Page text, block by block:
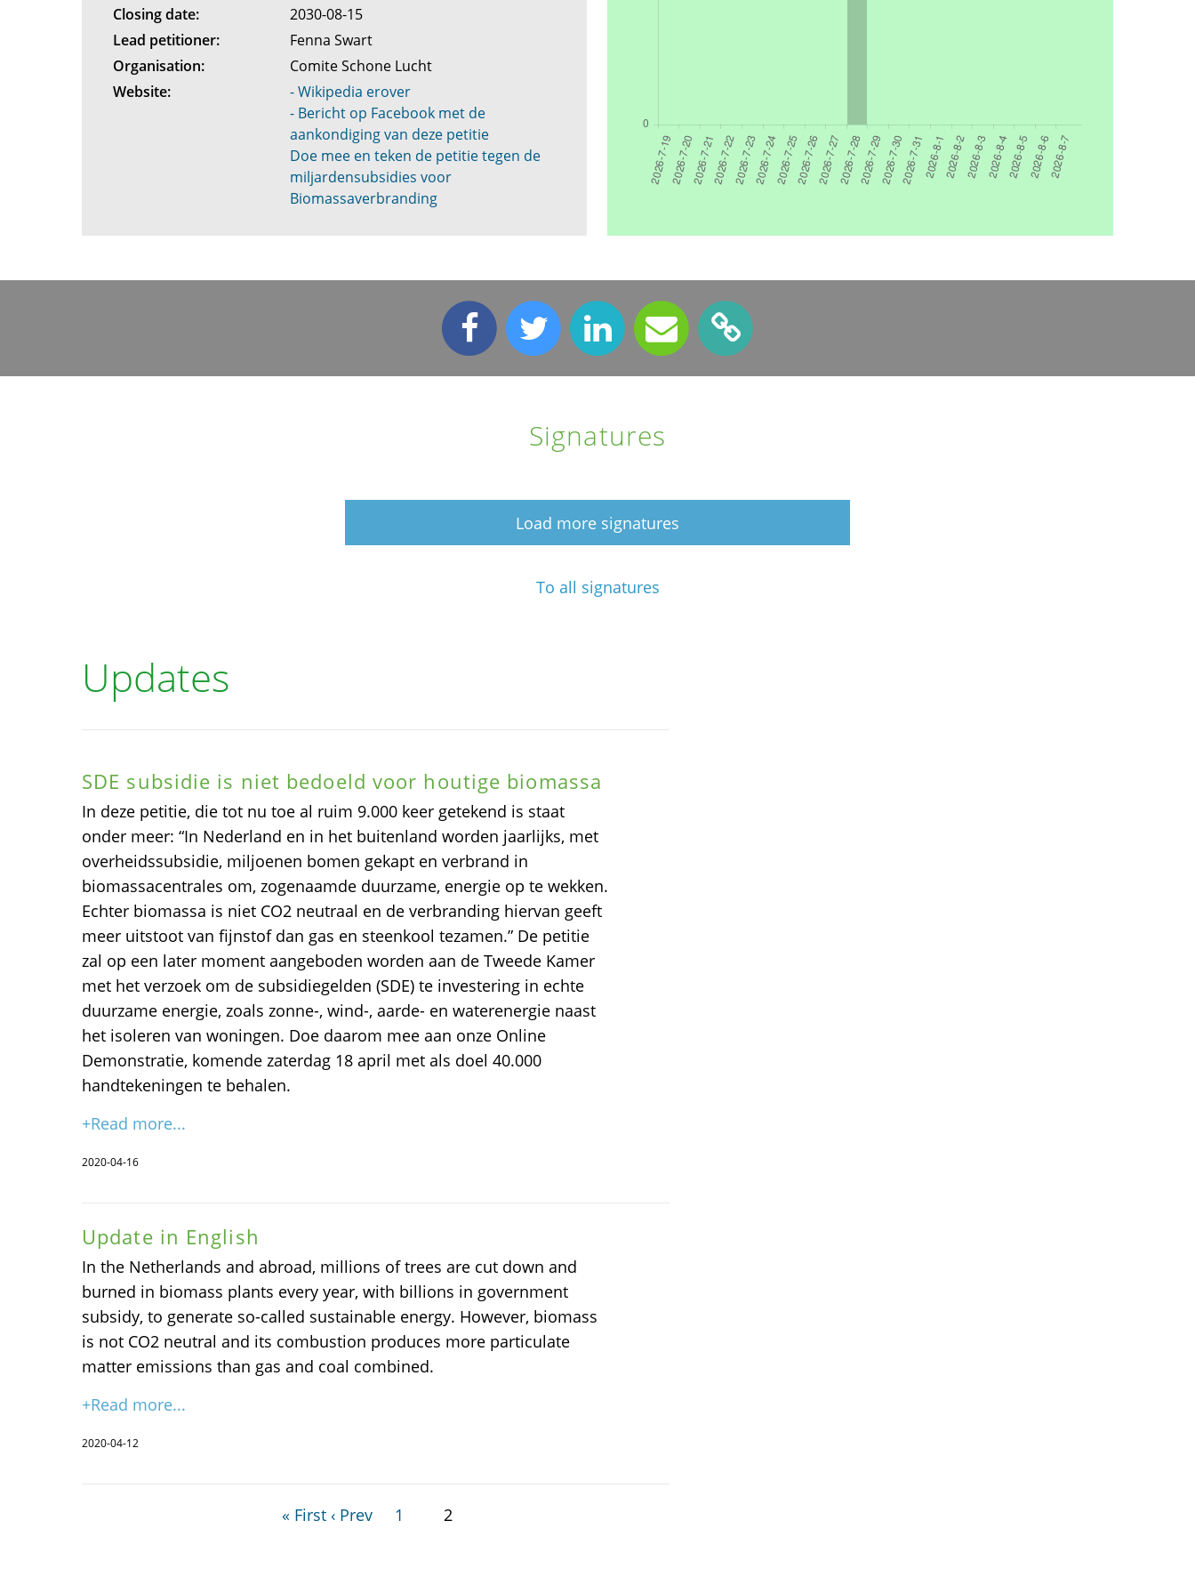
Closing date:
2030-08-15
Lead petitioner:
Fenna Swart
Organisation:
Comite Schone Lucht
Website:
- Wikipedia erover
- Bericht op Facebook met de
aankondiging van deze petitie
Doe mee en teken de petitie tegen de
miljardensubsidies voor
Biomassaverbranding
Signatures
Load more signatures
To all signatures
Updates
SDE subsidie is niet bedoeld voor houtige biomassa
In deze petitie, die tot nu toe al ruim 9.000 keer getekend is staat
onder meer: “In Nederland en in het buitenland worden jaarlijks, met
overheidssubsidie, miljoenen bomen gekapt en verbrand in
biomassacentrales om, zogenaamde duurzame, energie op te wekken.
Echter biomassa is niet CO2 neutraal en de verbranding hiervan geeft
meer uitstoot van fijnstof dan gas en steenkool tezamen.” De petitie
zal op een later moment aangeboden worden aan de Tweede Kamer
met het verzoek om de subsidiegelden (SDE) te investering in echte
duurzame energie, zoals zonne-, wind-, aarde- en waterenergie naast
het isoleren van woningen. Doe daarom mee aan onze Online
Demonstratie, komende zaterdag 18 april met als doel 40.000
handtekeningen te behalen.
+Read more...
2020-04-16
Update in English
In the Netherlands and abroad, millions of trees are cut down and
burned in biomass plants every year, with billions in government
subsidy, to generate so-called sustainable energy. However, biomass
is not CO2 neutral and its combustion produces more particulate
matter emissions than gas and coal combined.
+Read more...
2020-04-12
« First ‹ Prev 1 2